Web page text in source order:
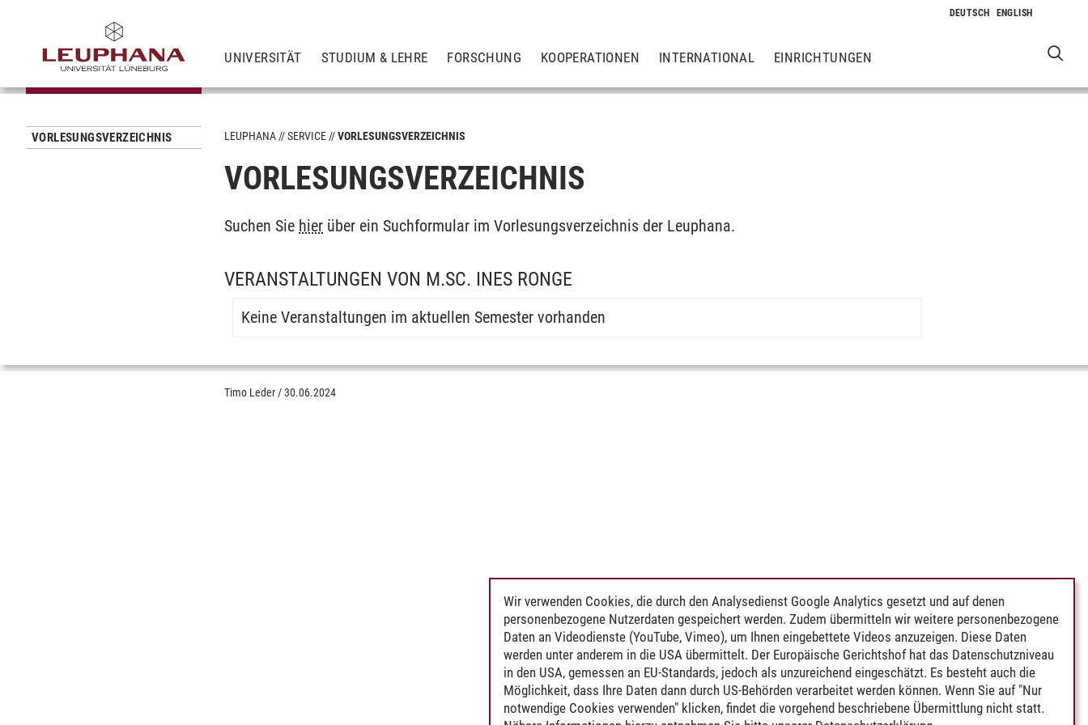
UNIVERSITÄT STUDIUM & LEHRE FORSCHUNG KOOPERATIONEN INTERNATIONAL EINRICHTUNGEN
VORLESUNGSVERZEICHNIS LEUPHANA SERVICE VORLESUNGSVERZEICHNIS
VORLESUNGSVERZEICHNIS
Suchen Sie hier über ein Suchformular im Vorlesungsverzeichnis der Leuphana.
VERANSTALTUNGEN VON M.SC. INES RONGE
Keine Veranstaltungen im aktuellen Semester vorhanden
Timo Leder /30.06.2024
Wir verwenden Cookies, die durch den Analysedienst Google Analytics gesetzt und auf denen
personenbezogene Nutzerdaten gespeichert werden. Zudem übermitteln wir weitere personenbezogene
Daten an Videodienste (YouTube, Vimeo), um Ihnen eingebettete Videos anzuzeigen. Diese Daten
werden unter anderem in die USA übermittelt. Der Europäische Gerichtshof hat das Datenschutzniveau
in den USA, gemessen an EU-Standards, jedoch als unzureichend eingeschätzt. Es besteht auch die
Möglichkeit, dass Ihre Daten dann durch US-Behörden verarbeitet werden können. Wenn Sie auf "Nur
notwendige Cookies verwenden" klicken, findet die vorgehend beschriebene Übermittlung nicht statt.